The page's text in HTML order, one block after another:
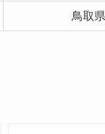
鳥取